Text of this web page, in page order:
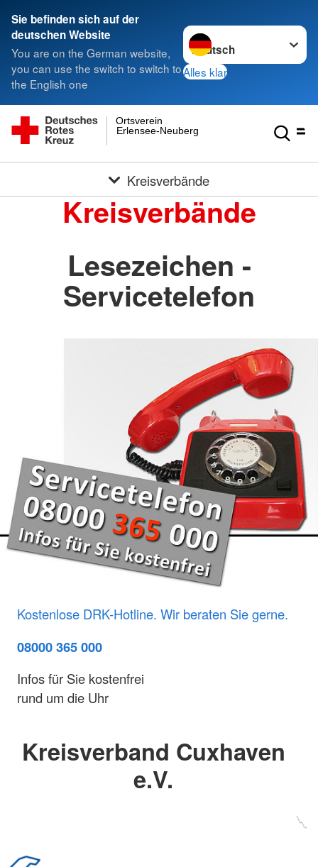
Sie befinden sich auf der
deutschen Website
You are on the German website,
you can use the switch to switch to
the English one
Sprache wechseln zu
Alles klar
Erlensee-Neuberg
Ortsverein
Kreisverbände
Kreisverbände
Lesezeichen -
Servicetelefon
Kostenlose DRK-Hotline. Wir beraten Sie gerne.
08000 365 000
Infos für Sie kostenfrei
rund um die Uhr
Kreisverband Cuxhaven
e.V.